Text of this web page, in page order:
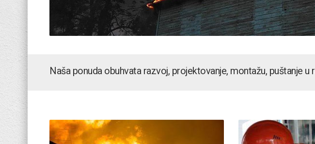
Naša ponuda obuhvata razvoj, projektovanje, montažu, puštanje